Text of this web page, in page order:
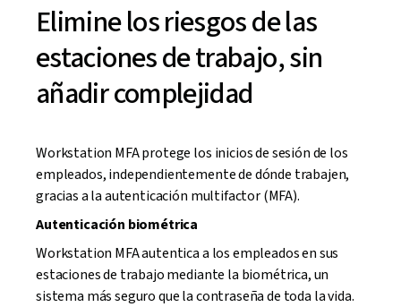
Elimine los riesgos de las
estaciones de trabajo, sin
añadir complejidad
Workstation MFA protege los inicios de sesión de los
empleados, independientemente de dónde trabajen,
gracias a la autenticación multifactor (MFA).
Autenticación biométrica
Workstation MFA autentica a los empleados en sus
estaciones de trabajo mediante la biométrica, un
sistema más seguro que la contraseña de toda la vida.